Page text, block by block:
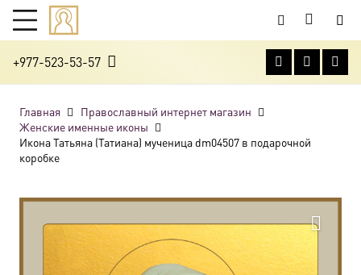
+977-523-53-57
Главная
Православный интернет магазин
Женские именные иконы
Икона Татьяна (Татиана) мученица dm04507 в подарочной
коробке